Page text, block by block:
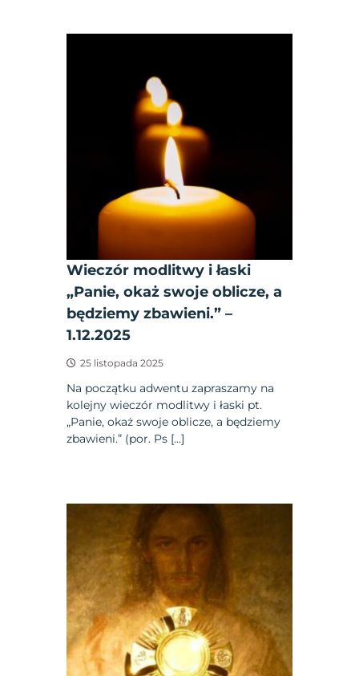
Wieczór modlitwy i łaski
„Panie, okaż swoje oblicze, a
będziemy zbawieni.” –
1.12.2025
25 listopada 2025
Na początku adwentu zapraszamy na
kolejny wieczór modlitwy i łaski pt.
„Panie, okaż swoje oblicze, a będziemy
zbawieni.” (por. Ps […]